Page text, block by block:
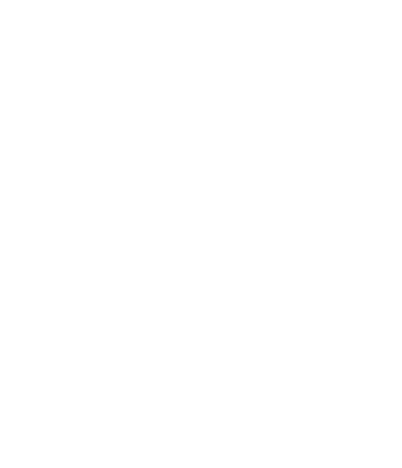
ス シングル
TS0296